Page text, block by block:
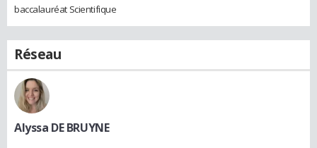
baccalauréat Scientifique
Réseau
Alyssa DE BRUYNE